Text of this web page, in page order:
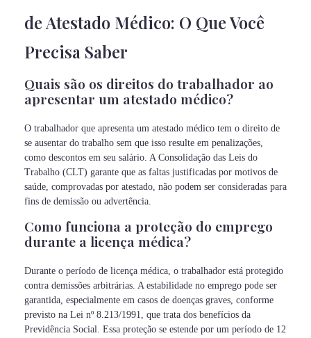
de Atestado Médico: O Que Você
Precisa Saber
Quais são os direitos do trabalhador ao
apresentar um atestado médico?
O trabalhador que apresenta um atestado médico tem o direito de
se ausentar do trabalho sem que isso resulte em penalizações,
como descontos em seu salário. A Consolidação das Leis do
Trabalho (CLT) garante que as faltas justificadas por motivos de
saúde, comprovadas por atestado, não podem ser consideradas para
fins de demissão ou advertência.
Como funciona a proteção do emprego
durante a licença médica?
Durante o período de licença médica, o trabalhador está protegido
contra demissões arbitrárias. A estabilidade no emprego pode ser
garantida, especialmente em casos de doenças graves, conforme
previsto na Lei nº 8.213/1991, que trata dos benefícios da
Previdência Social. Essa proteção se estende por um período de 12